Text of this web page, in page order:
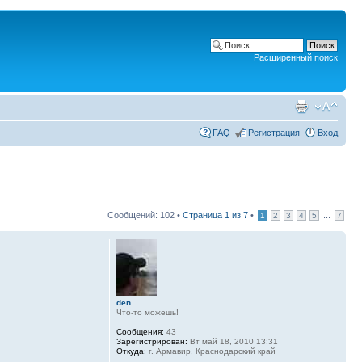
Расширенный поиск
FAQ Регистрация Вход
Сообщений: 102 • Страница 1 из 7 • 1 2 3 4 5 7
den
Что-то можешь!
Сообщения: 43
Зарегистрирован: Вт май 18, 2010 13:31
Откуда: г. Армавир, Краснодарский край